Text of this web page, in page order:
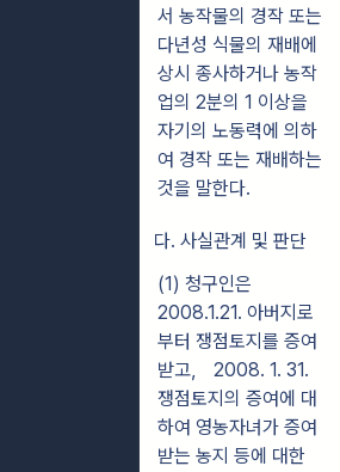
서 농작물의 경작 또는
다년성 식물의 재배에
상시 종사하거나 농작
업의 2분의 1 이상을
자기의 노동력에 의하
여 경작 또는 재배하는
것을 말한다.
다. 사실관계 및 판단
(1) 청구인은
2008.1.21. 아버지로
부터 쟁점토지를 증여
받고， 2008. 1. 31.
쟁점토지의 증여에 대
하여 영농자녀가 증여
받는 농지 등에 대한